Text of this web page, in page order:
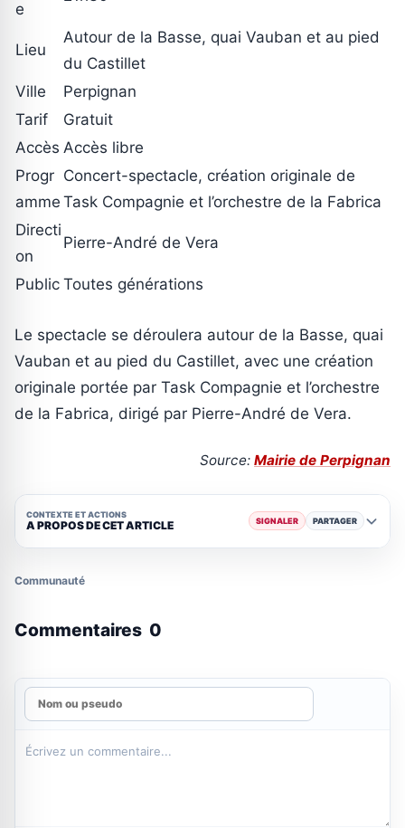
e
Lieu
Autour de la Basse, quai Vauban et au pied
du Castillet
Ville
Perpignan
Tarif
Gratuit
Accès Accès libre
Progr
amme
Concert-spectacle, création originale de
Task Compagnie et l’orchestre de la Fabrica
Directi
on
Pierre-André de Vera
Public Toutes générations
Le spectacle se déroulera autour de la Basse, quai
Vauban et au pied du Castillet, avec une création
originale portée par Task Compagnie et l’orchestre
de la Fabrica, dirigé par Pierre-André de Vera.
Source: Mairie de Perpignan
CONTEXTE ET ACTIONS
A PROPOS DE CET ARTICLE SIGNALER PARTAGER
Communauté
Commentaires 0